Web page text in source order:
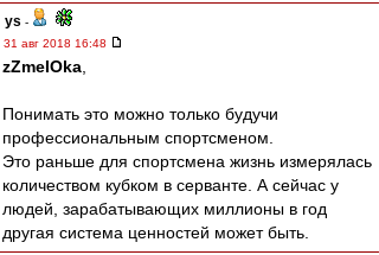
ys -
31 авг 2018 16:48
zZmeIOka
Понимать это можно только будучи
профессиональным спортсменом.
Это раньше для спортсмена жизнь измерялась
количеством кубком в серванте. А сейчас у
людей, зарабатывающих миллионы в год
другая система ценностей может быть.